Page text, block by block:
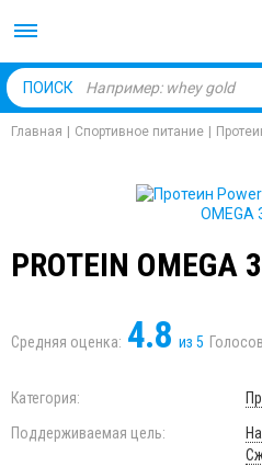
ПОИСК
Главная Спортивное питание
PROTEIN OMEGA
Средняя оценка: 4.8 из 5
Категория:
Поддерживаемая цель: